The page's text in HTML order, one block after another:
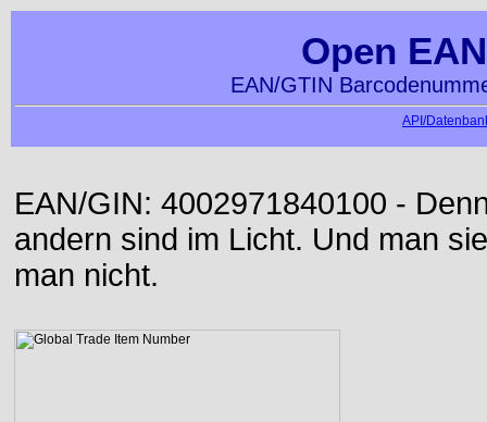
Open
EAN/GTIN
API/
EAN/GIN: 4002971840100 -
andern sind im Licht. Und man
man nicht.